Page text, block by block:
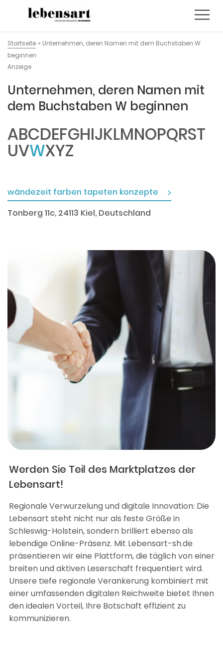
Startseite » Unternehmen, deren Namen mit dem Buchstaben W
beginnen
Anzeige
Unternehmen, deren Namen mit
dem Buchstaben W beginnen
ABCDEFGHIJKLMNOPQRST
UVWXYZ
wändezeit farben tapeten konzepte
Tonberg 11c, 24113 Kiel, Deutschland
Werden Sie Teil des Marktplatzes der
Lebensart!
Regionale Verwurzelung und digitale Innovation: Die
Lebensart steht nicht nur als feste Größe in
Schleswig-Holstein, sondern brilliert ebenso als
lebendige Online-Präsenz. Mit Lebensart-sh.de
präsentieren wir eine Plattform, die täglich von einer
breiten und aktiven Leserschaft frequentiert wird.
Unsere tiefe regionale Verankerung kombiniert mit
einer umfassenden digitalen Reichweite bietet Ihnen
den idealen Vorteil, Ihre Botschaft effizient zu
kommunizieren.